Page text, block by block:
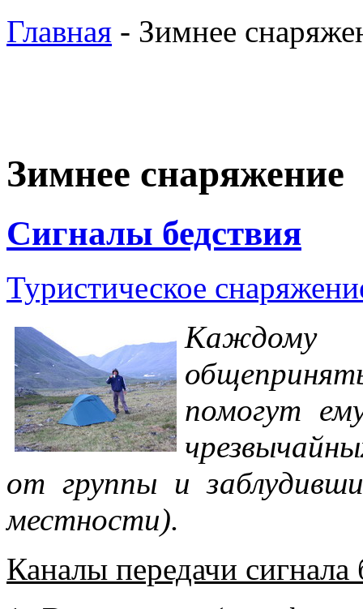
Главная - Зимнее
Зимнее снаряжение
Сигналы бедствия
Туристическое
Каждому
помогут
от группы и
местности).
Каналы передачи сигнала